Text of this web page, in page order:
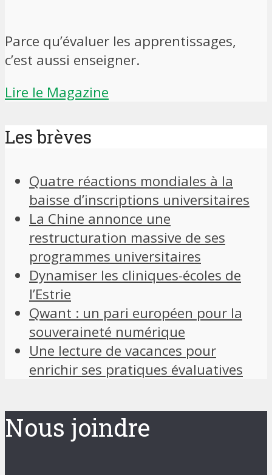
Parce qu’évaluer les apprentissages,
c’est aussi enseigner.
Lire le Magazine
Les brèves
Quatre réactions mondiales à la
baisse d’inscriptions universitaires
La Chine annonce une
restructuration massive de ses
programmes universitaires
Dynamiser les cliniques-écoles de
l’Estrie
Qwant : un pari européen pour la
souveraineté numérique
Une lecture de vacances pour
enrichir ses pratiques évaluatives
Nous joindre